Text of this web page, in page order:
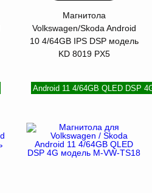
Магнитола
Volkswagen/Skoda Android
10 4/64GB IPS DSP модель
KD 8019 PX5
Android 11 4/64GB QLED DSP